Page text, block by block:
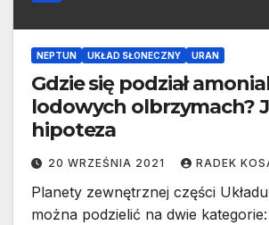
NEPTUN UKŁAD SŁONECZNY URAN
Gdzie się podział
lodowych olbrzymach?
hipoteza
20 WRZEŚNIA 2021 RADEK
Planety zewnętrznej części
można podzielić na dwie